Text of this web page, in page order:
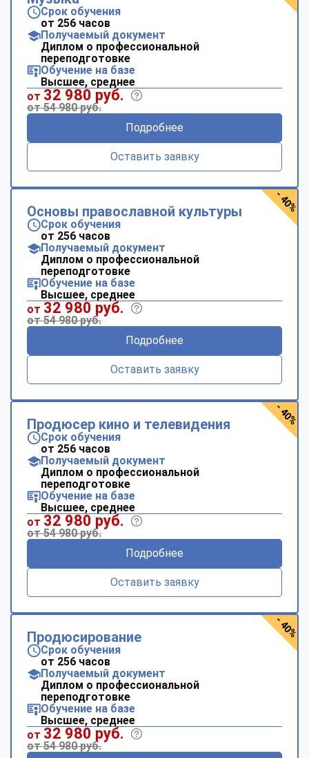
Срок обучения
от 256 часов
Получаемый документ
Диплом о профессиональной
переподготовке
Обучение на базе
Высшее, среднее
от 32 980 руб.
от 54 980 руб.
Подробнее
Оставить заявку
Основы православной культуры
Срок обучения
от 256 часов
Получаемый документ
Диплом о профессиональной
переподготовке
Обучение на базе
Высшее, среднее
от 32 980 руб.
от 54 980 руб.
Подробнее
Оставить заявку
- 40%
Продюсер кино и телевидения
Срок обучения
от 256 часов
Получаемый документ
Диплом о профессиональной
переподготовке
Обучение на базе
Высшее, среднее
от 32 980 руб.
от 54 980 руб.
Подробнее
Оставить заявку
- 40%
Продюсирование
Срок обучения
от 256 часов
Получаемый документ
Диплом о профессиональной
переподготовке
Обучение на базе
Высшее, среднее
от 32 980 руб.
от 54 980 руб.
- 40%